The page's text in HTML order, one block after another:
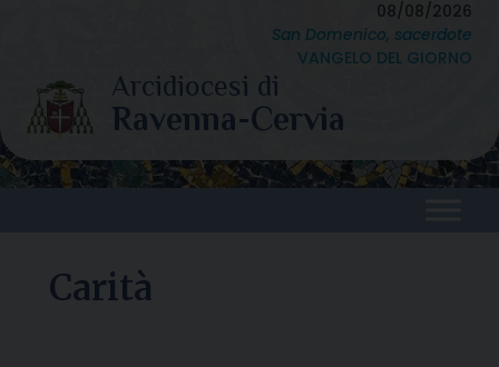
content
08/08/2026
San Domenico, sacerdote
VANGELO DEL GIORNO
Carità